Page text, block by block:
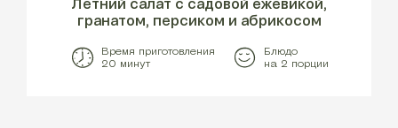
гранатом, персиком и абрикосом
Время приготовления
20 минут
Блюдо
на 2 порции